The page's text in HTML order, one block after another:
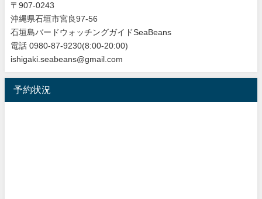
〒907-0243
沖縄県石垣市宮良97-56
石垣島バードウォッチングガイドSeaBeans
電話 0980-87-9230(8:00-20:00)
ishigaki.seabeans@gmail.com
予約状況